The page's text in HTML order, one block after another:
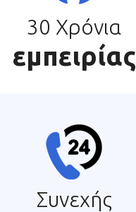
30 Χρόνια
εμπειρίας
Συνεχής